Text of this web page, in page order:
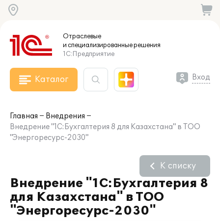
Отраслевые
и специализированныерешения
1С:Предприятие
Каталог Вход
Главная
Внедрения
Внедрение "1С:Бухгалтерия 8 для Казахстана" в ТОО
"Энергоресурс-2030"
Внедрение "1С:Бухгалтерия 8
для Казахстана" в ТОО
"Энергоресурс-2030"
К списку